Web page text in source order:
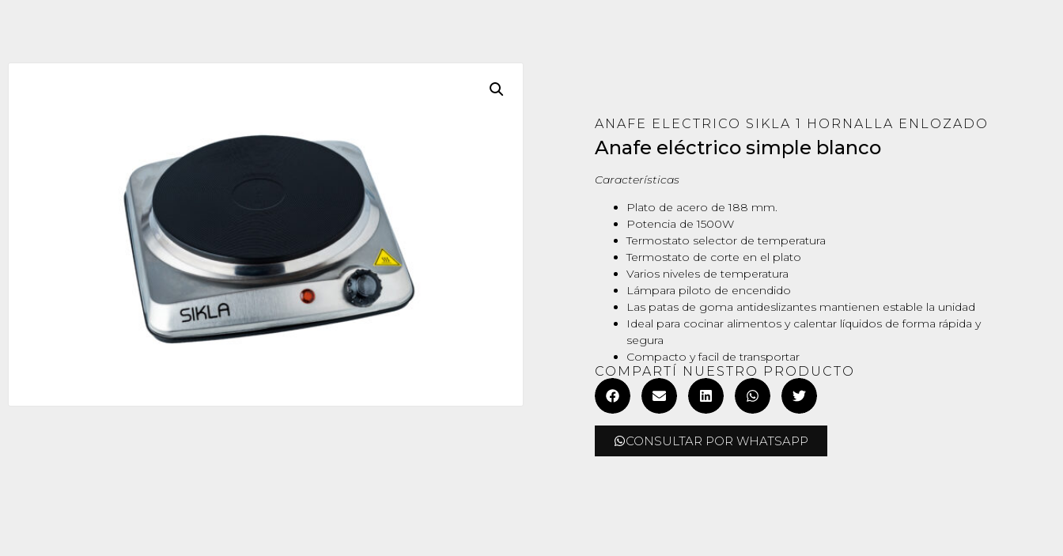
ANAFE ELECTRICO SIKLA 1 HORNALLA ENLOZADO
Anafe eléctrico simple blanco
Características
Plato de acero de 188 mm.
Potencia de 1500W
Termostato selector de temperatura
Termostato de corte en el plato
Varios niveles de temperatura
Lámpara piloto de encendido
Las patas de goma antideslizantes mantienen estable la unidad
Ideal para cocinar alimentos y calentar líquidos de forma rápida y
segura
Compacto y facil de transportar
COMPARTÍ NUESTRO PRODUCTO
CONSULTAR POR WHATSAPP